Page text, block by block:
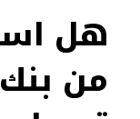
هل
من